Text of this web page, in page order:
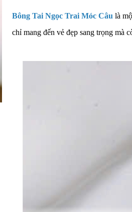
Bông Tai Ngọc Trai Móc Câu là
chỉ mang đến vẻ đẹp sang trọng mà